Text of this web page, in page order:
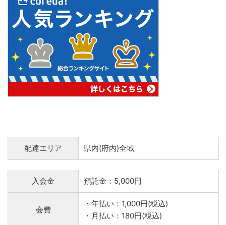
配達エリア 県内(府内)全域
入会金 預託金：5,000円
会費
・年払い：1,000円(税込)
・月払い：180円(税込)